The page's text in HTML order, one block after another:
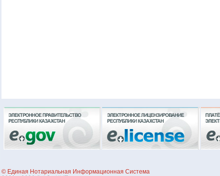
© Единая Нотариальная Информационная Система